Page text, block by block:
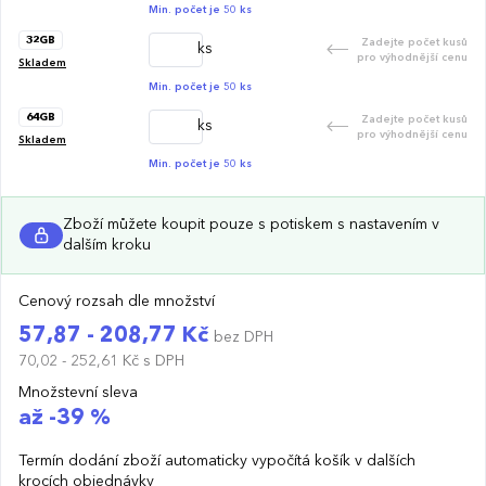
Min. počet je 50 ks
32GB
Skladem
ks
Zadejte počet kusů
pro výhodnější cenu
Min. počet je 50 ks
64GB
Skladem
ks
Zadejte počet kusů
pro výhodnější cenu
Min. počet je 50 ks
Zboží můžete koupit pouze s potiskem s nastavením v
dalším kroku
Cenový rozsah dle množství
57,87 - 208,77 Kč bez DPH
70,02 - 252,61 Kč s DPH
Množstevní sleva
až -39 %
Termín dodání zboží automaticky vypočítá košík v dalších
krocích objednávky